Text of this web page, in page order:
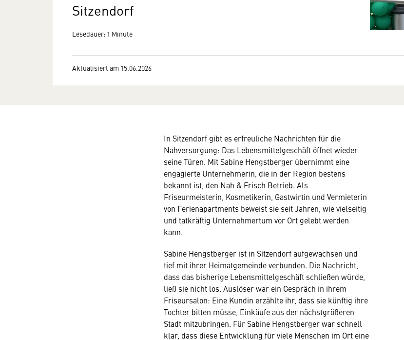
Sitzendorf
Lesedauer: 1 Minute
Aktualisiert am 15.06.2026
In Sitzendorf gibt es erfreuliche Nachrichten für die
Nahversorgung: Das Lebensmittelgeschäft öffnet wieder
seine Türen. Mit Sabine Hengstberger übernimmt eine
engagierte Unternehmerin, die in der Region bestens
bekannt ist, den Nah & Frisch Betrieb. Als
Friseurmeisterin, Kosmetikerin, Gastwirtin und Vermieterin
von Ferienapartments beweist sie seit Jahren, wie vielseitig
und tatkräftig Unternehmertum vor Ort gelebt werden
kann.
Sabine Hengstberger ist in Sitzendorf aufgewachsen und
tief mit ihrer Heimatgemeinde verbunden. Die Nachricht,
dass das bisherige Lebensmittelgeschäft schließen würde,
ließ sie nicht los. Auslöser war ein Gespräch in ihrem
Friseursalon: Eine Kundin erzählte ihr, dass sie künftig ihre
Tochter bitten müsse, Einkäufe aus der nächstgrößeren
Stadt mitzubringen. Für Sabine Hengstberger war schnell
klar, dass diese Entwicklung für viele Menschen im Ort eine